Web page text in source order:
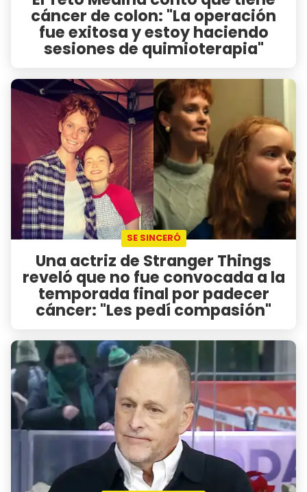
cáncer de colon: "La operación
fue exitosa y estoy haciendo
sesiones de quimioterapia"
SE SINCERÓ
Una actriz de Stranger Things
reveló que no fue convocada a la
temporada final por padecer
cáncer: "Les pedí compasión"